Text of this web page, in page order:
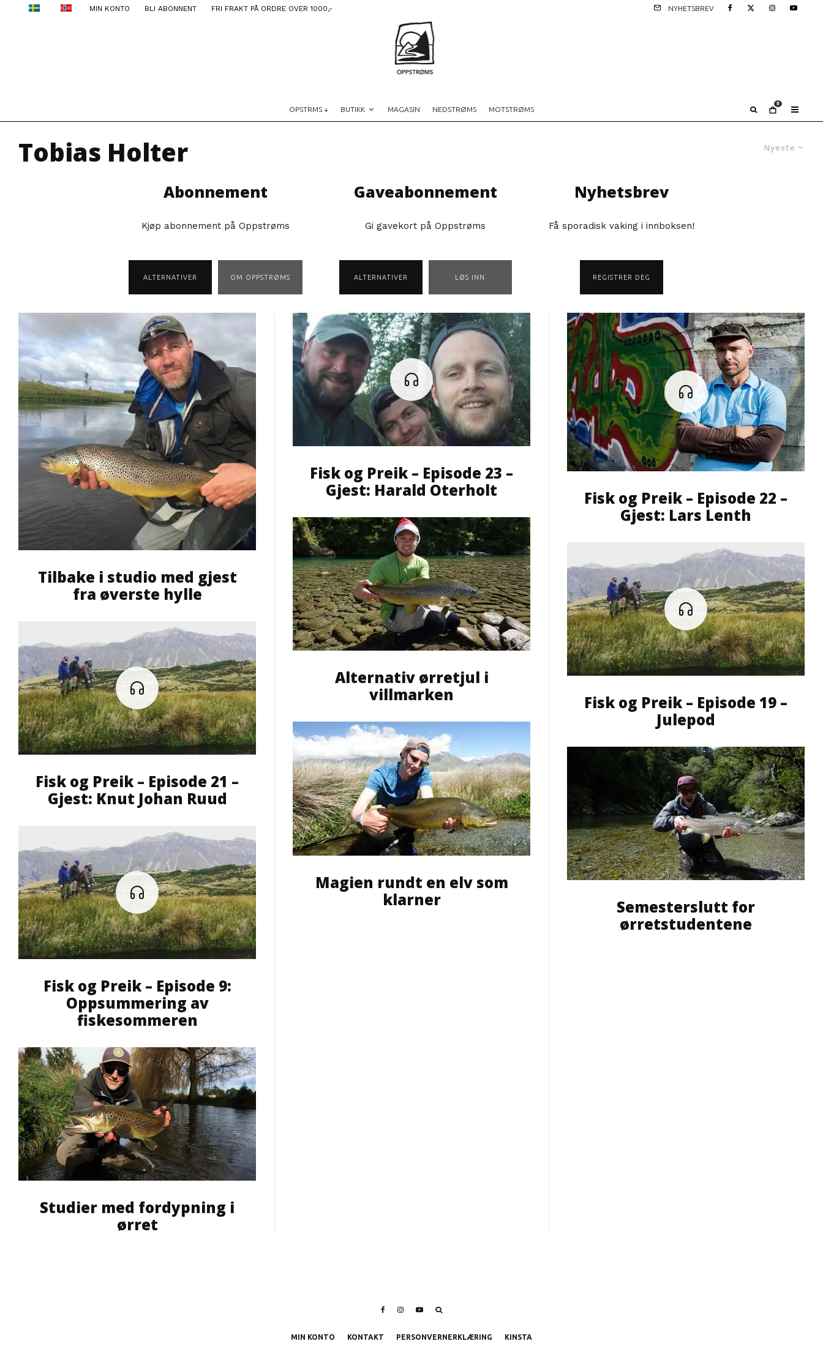
MIN KONTO BLI ABONNENT FRI FRAKT PÅ ORDRE OVER 1000,- NYHETSBREV
OPSTRMS + BUTIKK MAGASIN NEDSTRØMS MOTSTRØMS
0
Nyeste
Tobias Holter
Abonnement
Kjøp abonnement på Oppstrøms
ALTERNATIVER OM OPPSTRØMS
Gaveabonnement
Gi gavekort på Oppstrøms
ALTERNATIVER LØS INN
Nyhetsbrev
Få sporadisk vaking i innboksen!
REGISTRER DEG
Tilbake i studio med gjest
fra øverste hylle
Fisk og Preik – Episode 21 –
Gjest: Knut Johan Ruud
Fisk og Preik – Episode 9:
Oppsummering av
fiskesommeren
Studier med fordypning i
ørret
Fisk og Preik – Episode 23 –
Gjest: Harald Oterholt
Alternativ ørretjul i
villmarken
Magien rundt en elv som
klarner
Fisk og Preik – Episode 22 –
Gjest: Lars Lenth
Fisk og Preik – Episode 19 –
Julepod
Semesterslutt for
ørretstudentene
MIN KONTO KONTAKT PERSONVERNERKLÆRING KINSTA